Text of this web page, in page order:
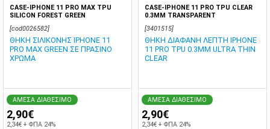
CASE-IPHONE 11 PRO MAX TPU
SILICON FOREST GREEN
[cod0026582]
ΘΗΚΗ ΣΙΛΙΚΟΝΗΣ IPHONE 11
PRO MAX GREEN ΣΕ ΠΡΑΣΙΝΟ
ΧΡΩΜΑ
ΑΜΕΣΑ ΔΙΑΘΕΣΙΜΟ
2,90€
2,34€ + ΦΠΑ 24%
CASE-IPHONE 11 PRO TPU CLEAR
0.3MM TRANSPARENT
[3401515]
ΘΗΚΗ ΔΙΑΦΑΝΗ ΛΕΠΤΗ IPHONE
11 PRO TPU 0.3MM ULTRA THIN
CLEAR
ΑΜΕΣΑ ΔΙΑΘΕΣΙΜΟ
2,90€
2,34€ + ΦΠΑ 24%